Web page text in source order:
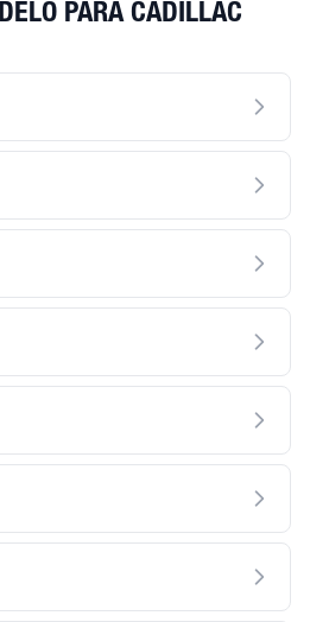
PARA CADILLAC